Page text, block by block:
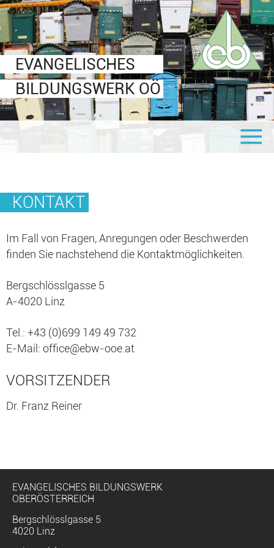
EVANGELISCHES
BILDUNGSWERK OÖ
KONTAKT
Im Fall von Fragen, Anregungen oder Beschwerden
finden Sie nachstehend die Kontaktmöglichkeiten.
Bergschlösslgasse 5
A-4020 Linz
Tel.: +43 (0)699 149 49 732
E-Mail: office@ebw-ooe.at
VORSITZENDER
Dr. Franz Reiner
EVANGELISCHES BILDUNGSWERK
OBERÖSTERREICH
Bergschlösslgasse 5
4020 Linz
Über uns
Leitbild
Ziele
Organigramm
Veranstaltungen
communale oö
Für Interessierte
Mitteilungsblatt
Shop
Links
Für EBW-Leiter
Informationen & Formulare
Logos
Seminaranbieter